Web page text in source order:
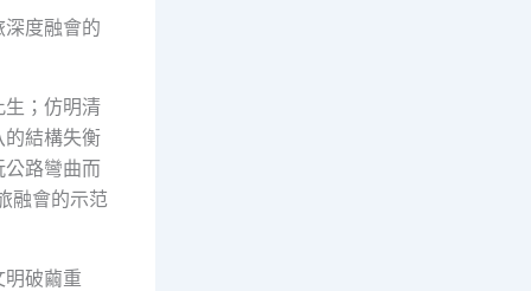
度融會的
生；仿明清
的結構失衡
公路彎曲而
融會的示范
破繭重